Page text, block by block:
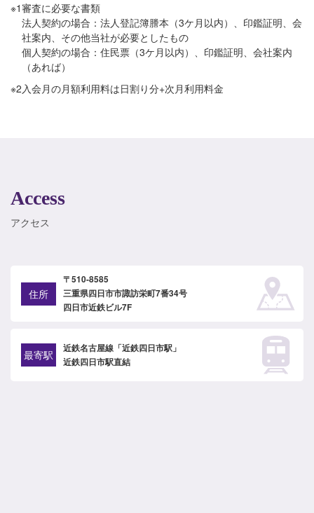
※1審査に必要な書類
法人契約の場合：法人登記簿謄本（3ケ月以内）、印鑑証明、会
社案内、その他当社が必要としたもの
個人契約の場合：住民票（3ケ月以内）、印鑑証明、会社案内
（あれば）
※2入会月の月額利用料は日割り分+次月利用料金
Access
アクセス
住所
〒510-8585
三重県四日市市諏訪栄町7番34号
四日市近鉄ビル7F
最寄駅
近鉄名古屋線「近鉄四日市駅」
近鉄四日市駅直結